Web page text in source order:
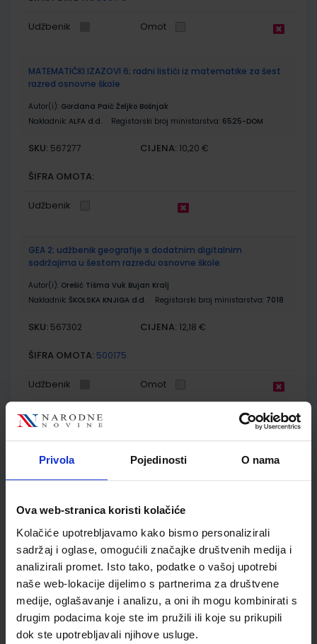
Privola Pojedinosti O nama
Ova web-stranica koristi kolačiće
Kolačiće upotrebljavamo kako bismo personalizirali
sadržaj i oglase, omogućili značajke društvenih medija i
analizirali promet. Isto tako, podatke o vašoj upotrebi
naše web-lokacije dijelimo s partnerima za društvene
medije, oglašavanje i analizu, a oni ih mogu kombinirati s
drugim podacima koje ste im pružili ili koje su prikupili
dok ste upotrebljavali njihove usluge.
Udžbenik Omot
MATEMATIČKI IZAZOVI 6; radni listići iz matematike za šest
razred osnovne škole
Autor(i): Gordana Paić Željko Bošnjak
Nakladnik: ALFA d.d. Registarski broj ministarstva: 6525-DOM
SKU: 567277 CIJENA: 10,20 €
ŠIFRA OMOTA:
Udžbenik
GEA 2; udžbenik geografije s dodatnim digitalnim
sadržajima u šestom razredu osnovne škole
Autor(i): Orešić Tišma Vuk Bujan Kralj
Nakladnik: ŠKOLSKA KNJIGA d.d. Registarski broj ministarstva: 7018
SKU: 567302 CIJENA: 12,18 €
ŠIFRA OMOTA: 500175
Udžbenik Omot
GEA 2; radna bilježnica za geografiju u šestom razredu
osnovne škole
Autor(i):Orešić Tišma Vuk Bujan Kralj
Nakladnik:ŠKOLSKA KNJIGA d.d.
SKU:567303 CIJENA:13,60 €
ŠIFRA OMOTA: 500175
Udžbenik Omot
KLIO 6; udžbenik povijesti s dodatnim digitalnim sadržajima
u šestom razredu osnovne škole